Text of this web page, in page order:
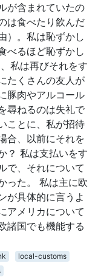
が含まれていたの
は食べたり飲んだ
）。私は恥ずかし
べるほど恥ずかし
私は再びそれをす
たくさんの友人が
豚肉やアルコール
尋ねるのは失礼で
ことに、私が招待
合、以前にそれを
？ 私は支払いをす
で、それについて
った。 私は主に欧
が具体的に言うよ
アメリカについて
諸国でも機能する
local-customs